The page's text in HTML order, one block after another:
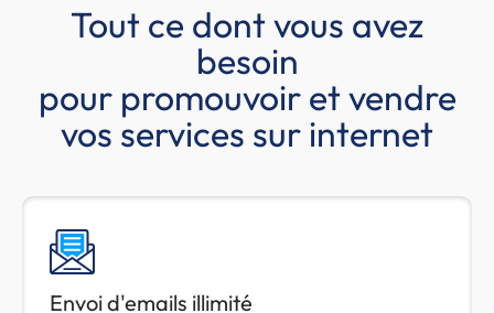
Tout ce dont vous avez
besoin
pour promouvoir et vendre
vos services sur internet
Envoi d'emails illimité